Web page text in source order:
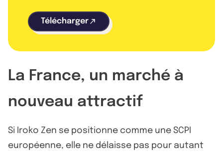
Télécharger
La France, un marché à
nouveau attractif
Si Iroko Zen se positionne comme une SCPI
européenne, elle ne délaisse pas pour autant